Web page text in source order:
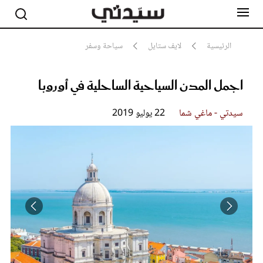
الرئيسية لايف ستايل سياحة وسفر
اجمل المدن السياحية الساحلية في أوروبا
سيدتي - ماغي شما 22 يوليو 2019
مشاهير
أناقة
جمال
صحة ورشاقة
فيديو
مطبخ سيدتي
مقالات الرأي
ستايل
تقارير